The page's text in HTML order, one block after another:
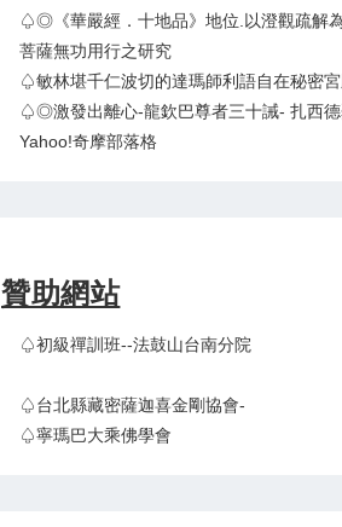
♤◎《華嚴經．十地品》地位.以澄觀疏解
菩薩無功用行之研究
♤敏林堪千仁波切的達瑪師利語自在秘密宮
♤◎激發出離心-龍欽巴尊者三十誡- 扎西
Yahoo!奇摩部落格
贊助網站
♤初級禪訓班--法鼓山台南分院
♤台北縣藏密薩迦喜金剛協會-
♤寧瑪巴大乘佛學會